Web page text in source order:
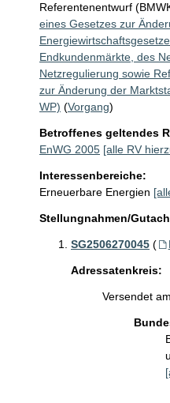
Referentenentwurf
eines Gesetzes zur
Endkundenmärkte, des
Netzregulierung sowie
zur Änderung der
WP) (Vorgang)
Betroffenes geltendes
EnWG 2005 [alle RV
Interessenbereiche:
Erneuerbare Energien
Stellungnahmen/
SG2506270045 (
Adressatenkreis:
Versendet